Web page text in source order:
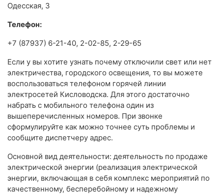
Одесская, 3
Телефон:
+7 (87937) 6-21-40, 2-02-85, 2-29-65
Если у вы хотите узнать почему отключили свет или нет
электричества, городского освещения, то вы можете
воспользоваться телефоном горячей линии
электросетей Кисловодска. Для этого достаточно
набрать с мобильного телефона один из
вышеперечисленных номеров. При звонке
сформулируйте как можно точнее суть проблемы и
сообщите диспетчеру адрес.
Основной вид деятельности: деятельность по продаже
электрической энергии (реализация электрической
энергии, включающая в себя комплекс мероприятий по
качественному, бесперебойному и надежному